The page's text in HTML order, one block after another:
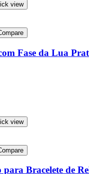
view
Fase da Lua
view
para Bracelete de